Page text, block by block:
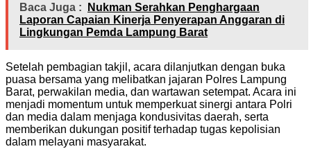
Baca Juga :
Nukman Serahkan Penghargaan
Laporan Capaian Kinerja Penyerapan Anggaran di
Lingkungan Pemda Lampung Barat
Setelah pembagian takjil, acara dilanjutkan dengan buka
puasa bersama yang melibatkan jajaran Polres Lampung
Barat, perwakilan media, dan wartawan setempat. Acara ini
menjadi momentum untuk memperkuat sinergi antara Polri
dan media dalam menjaga kondusivitas daerah, serta
memberikan dukungan positif terhadap tugas kepolisian
dalam melayani masyarakat.